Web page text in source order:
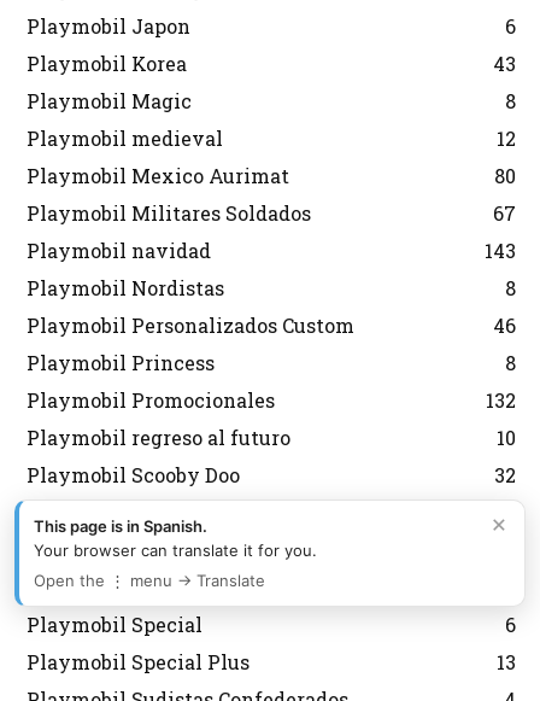
Playmobil Japon
6
Playmobil Korea
43
Playmobil Magic
8
Playmobil medieval
12
Playmobil Mexico Aurimat
80
Playmobil Militares Soldados
67
Playmobil navidad
143
Playmobil Nordistas
8
Playmobil Personalizados Custom
46
Playmobil Princess
8
Playmobil Promocionales
132
Playmobil regreso al futuro
10
Playmobil Scooby Doo
32
Playmobil Semana Santa
Playmobil Sky Trails
Playmobil Special
6
Playmobil Special Plus
13
×
This page is in Spanish.
Your browser can translate it for you.
Open the ⋮ menu → Translate